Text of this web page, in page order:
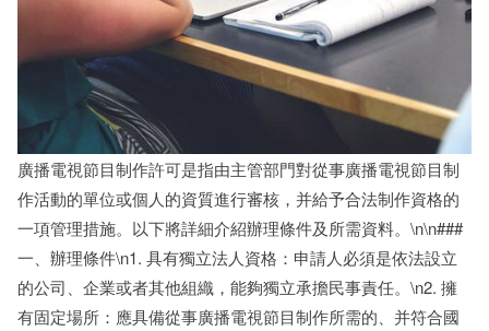
廣播電視節目制作許可是指由主管部門對從事廣播電視節目制
作活動的單位或個人的資質進行審核，并給予合法制作資格的
一項管理措施。以下將詳細介紹辦理條件及所需資料。\n\n###
一、辦理條件\n1. 具有獨立法人資格：申請人必須是依法設立
的公司、企業或者其他組織，能夠獨立承擔民事責任。\n2. 擁
有固定場所：應具備從事廣播電視節目制作所需的、并符合國